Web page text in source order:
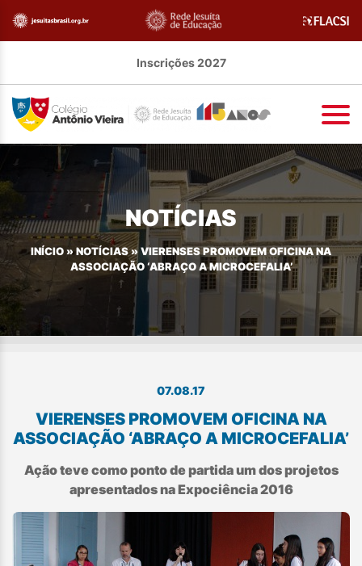
Inscrições 2027
NOTÍCIAS
INÍCIO »NOTÍCIAS» VIERENSES PROMOVEM OFICINA NA
ASSOCIAÇÃO ‘ABRAÇO A MICROCEFALIA’
07.08.17
VIERENSES PROMOVEM OFICINA NA
ASSOCIAÇÃO ‘ABRAÇO A MICROCEFALIA’
Ação teve como ponto de partida um dos projetos
apresentados na Expociência 2016